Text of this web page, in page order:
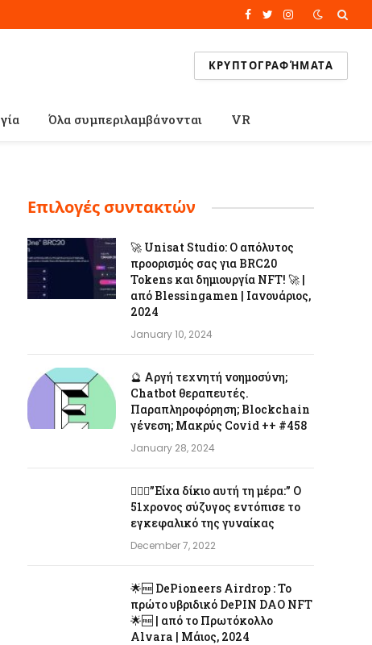
Facebook
TwitterInstagram
ΚΡΥΠΤΟΓΡΑΦΉΜΑΤΑ
Όλα συμπεριλαμβάνονται VR
Επιλογές συντακτών
🚀 Unisat Studio: Ο απόλυτος
προορισμός σας για BRC20
Tokens και δημιουργία NFT! 🚀 |
από Blessingamen | Ιανουάριος,
2024
January 10, 2024
🔮 Αργή τεχνητή νοημοσύνη;
Chatbot θεραπευτές.
Παραπληροφόρηση; Blockchain
γένεση; Μακρύς Covid ++ #458
January 28, 2024
👨‍❤️‍👩”Είχα δίκιο αυτή τη μέρα:” Ο
51χρονος σύζυγος εντόπισε το
εγκεφαλικό της γυναίκας
December 7, 2022
🌟🆓 DePioneers Airdrop : Το
πρώτο υβριδικό DePIN DAO NFT
🌟🆓 | από το Πρωτόκολλο
Alvara | Μάιος, 2024